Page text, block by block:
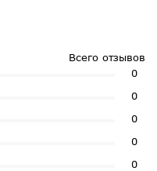
Всего отзывов
0
0
0
0
0